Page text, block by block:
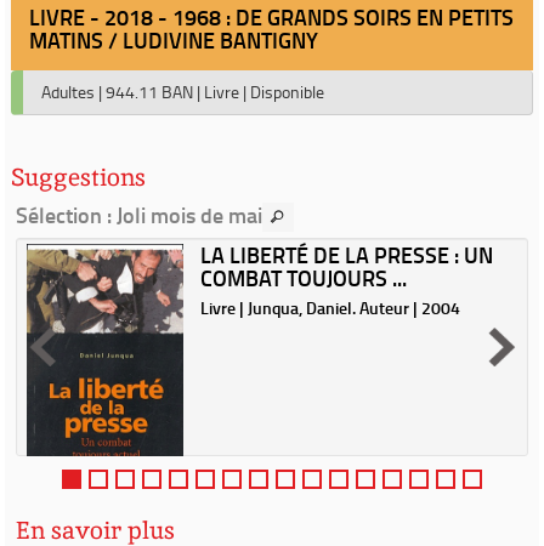
LIVRE - 2018 - 1968 : DE GRANDS SOIRS EN PETITS
MATINS / LUDIVINE BANTIGNY
Adultes | 944.11 BAN | Livre | Disponible
Suggestions
Sélection : Joli mois de mai
LA LIBERTÉ DE LA PRESSE : UN
COMBAT TOUJOURS ...
Livre | Junqua, Daniel. Auteur | 2004
En savoir plus